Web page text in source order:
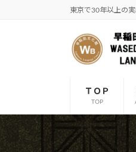
ッ
移
東京で30年以上の
ＴＯＰ
TOP